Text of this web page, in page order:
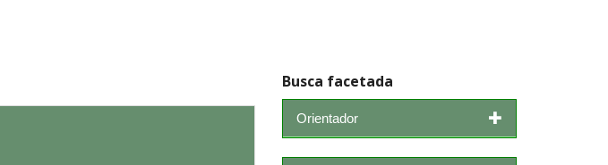
Busca facetada
Orientador